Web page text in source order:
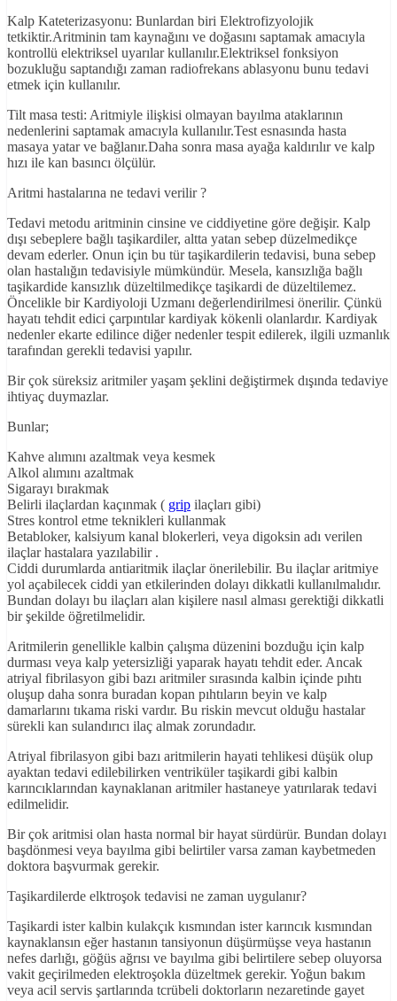
Kalp Kateterizasyonu: Bunlardan biri Elektrofizyolojik
tetkiktir.Aritminin tam kaynağını ve doğasını saptamak amacıyla
kontrollü elektriksel uyarılar kullanılır.Elektriksel fonksiyon
bozukluğu saptandığı zaman radiofrekans ablasyonu bunu tedavi
etmek için kullanılır.
Tilt masa testi: Aritmiyle ilişkisi olmayan bayılma ataklarının
nedenlerini saptamak amacıyla kullanılır.Test esnasında hasta
masaya yatar ve bağlanır.Daha sonra masa ayağa kaldırılır ve kalp
hızı ile kan basıncı ölçülür.
Aritmi hastalarına ne tedavi verilir ?
Tedavi metodu aritminin cinsine ve ciddiyetine göre değişir. Kalp
dışı sebeplere bağlı taşikardiler, altta yatan sebep düzelmedikçe
devam ederler. Onun için bu tür taşikardilerin tedavisi, buna sebep
olan hastalığın tedavisiyle mümkündür. Mesela, kansızlığa bağlı
taşikardide kansızlık düzeltilmedikçe taşikardi de düzeltilemez.
Öncelikle bir Kardiyoloji Uzmanı değerlendirilmesi önerilir. Çünkü
hayatı tehdit edici çarpıntılar kardiyak kökenli olanlardır. Kardiyak
nedenler ekarte edilince diğer nedenler tespit edilerek, ilgili uzmanlık
tarafından gerekli tedavisi yapılır.
Bir çok süreksiz aritmiler yaşam şeklini değiştirmek dışında tedaviye
ihtiyaç duymazlar.
Bunlar;
Kahve alımını azaltmak veya kesmek
Alkol alımını azaltmak
Sigarayı bırakmak
Belirli ilaçlardan kaçınmak ( grip ilaçları gibi)
Stres kontrol etme teknikleri kullanmak
Betabloker, kalsiyum kanal blokerleri, veya digoksin adı verilen
ilaçlar hastalara yazılabilir .
Ciddi durumlarda antiaritmik ilaçlar önerilebilir. Bu ilaçlar aritmiye
yol açabilecek ciddi yan etkilerinden dolayı dikkatli kullanılmalıdır.
Bundan dolayı bu ilaçları alan kişilere nasıl alması gerektiği dikkatli
bir şekilde öğretilmelidir.
Aritmilerin genellikle kalbin çalışma düzenini bozduğu için kalp
durması veya kalp yetersizliği yaparak hayatı tehdit eder. Ancak
atriyal fibrilasyon gibi bazı aritmiler sırasında kalbin içinde pıhtı
oluşup daha sonra buradan kopan pıhtıların beyin ve kalp
damarlarını tıkama riski vardır. Bu riskin mevcut olduğu hastalar
sürekli kan sulandırıcı ilaç almak zorundadır.
Atriyal fibrilasyon gibi bazı aritmilerin hayati tehlikesi düşük olup
ayaktan tedavi edilebilirken ventriküler taşikardi gibi kalbin
karıncıklarından kaynaklanan aritmiler hastaneye yatırılarak tedavi
edilmelidir.
Bir çok aritmisi olan hasta normal bir hayat sürdürür. Bundan dolayı
başdönmesi veya bayılma gibi belirtiler varsa zaman kaybetmeden
doktora başvurmak gerekir.
Taşikardilerde elktroşok tedavisi ne zaman uygulanır?
Taşikardi ister kalbin kulakçık kısmından ister karıncık kısmından
kaynaklansın eğer hastanın tansiyonun düşürmüşse veya hastanın
nefes darlığı, göğüs ağrısı ve bayılma gibi belirtilere sebep oluyorsa
vakit geçirilmeden elektroşokla düzeltmek gerekir. Yoğun bakım
veya acil servis şartlarında tcrübeli doktorların nezaretinde gayet